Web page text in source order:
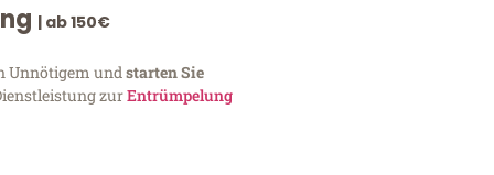
| ab 150€
Unnötigem und starten Sie
zurEntrümpelung